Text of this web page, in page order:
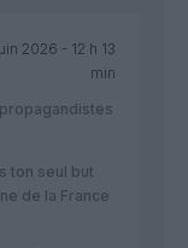
2026 - 12 h 13
min
ton seul but
de la France